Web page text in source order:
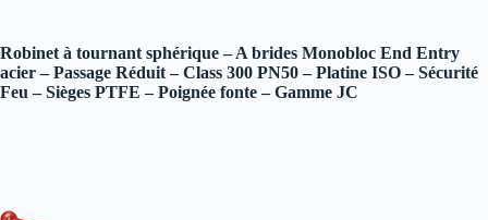
Robinet à tournant sphérique – A brides Monobloc End Entry
acier – Passage Réduit – Class 300 PN50 – Platine ISO – Sécurité
Feu – Sièges PTFE – Poignée fonte – Gamme JC